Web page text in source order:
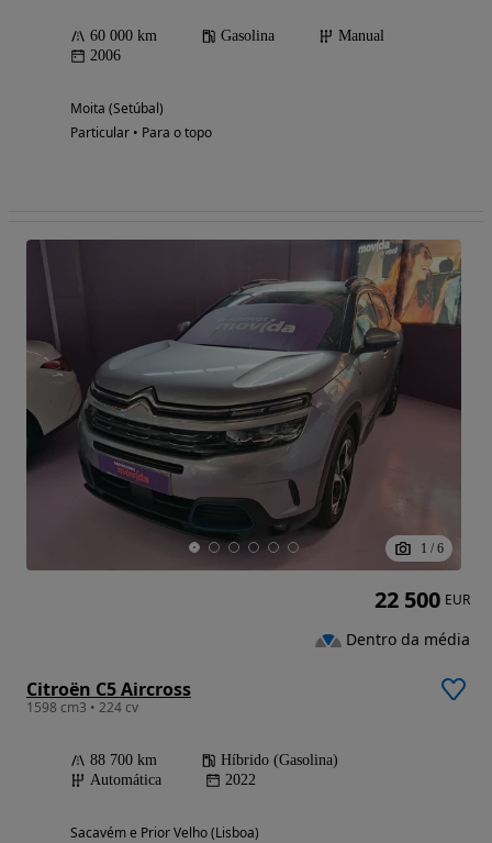
60 000 km Gasolina
Manual
2006
Moita (Setúbal)
Particular • Para o topo
1 / 6
Citroën C5 Aircross
1598 cm3 • 224 cv
88 700 km
Híbrido (Gasolina)
Automática
2022
Sacavém e Prior Velho (Lisboa)
22 500 EUR
Dentro da média